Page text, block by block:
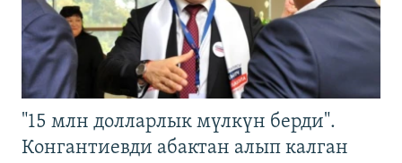
"15 млн долларлык мүлкүн берди".
Конгантиевди абактан алып калган